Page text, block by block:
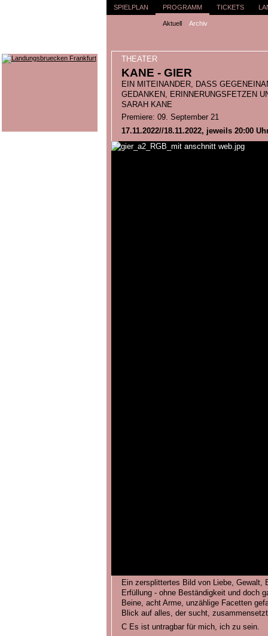
SPIELPLAN PROGRAMM
Aktuell Archiv
TICKETS
THEATER
KANE - GIER
EIN MITEINANDER, DASS
GEDANKEN, ERINNERUNGSFETZEN
SARAH KANE
Premiere: 09. September 21
17.11.2022//18.11.2022, jeweils 20:00
Ein zersplittertes Bild von Liebe, Gewalt,
Erfüllung - ohne Beständigkeit und doch
Beine, acht Arme, unzählige Facetten
Blick auf alles, der sucht,
C Es ist untragbar für mich, ich zu sein.